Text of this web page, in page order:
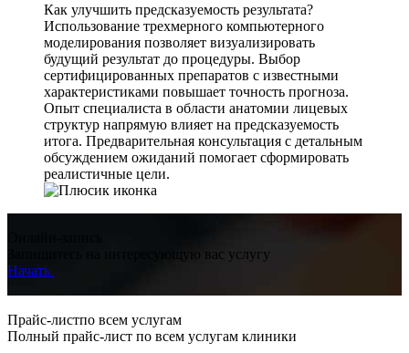
Как улучшить предсказуемость результата?
Использование трехмерного компьютерного
моделирования позволяет визуализировать
будущий результат до процедуры. Выбор
сертифицированных препаратов с известными
характеристиками повышает точность прогноза.
Опыт специалиста в области анатомии лицевых
структур напрямую влияет на предсказуемость
итога. Предварительная консультация с детальным
обсуждением ожиданий помогает сформировать
реалистичные цели.
Запишитесь на интересующую вас услугу
Начать
Прайс-листпо всем услугам
Полный прайс-лист по всем услугам клиники